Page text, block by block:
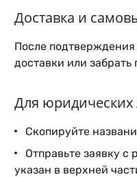
Доставка и
После подтверждения
доставки или
Для юридических
Скопируйте
Отправьте заявку с
указан в верхней